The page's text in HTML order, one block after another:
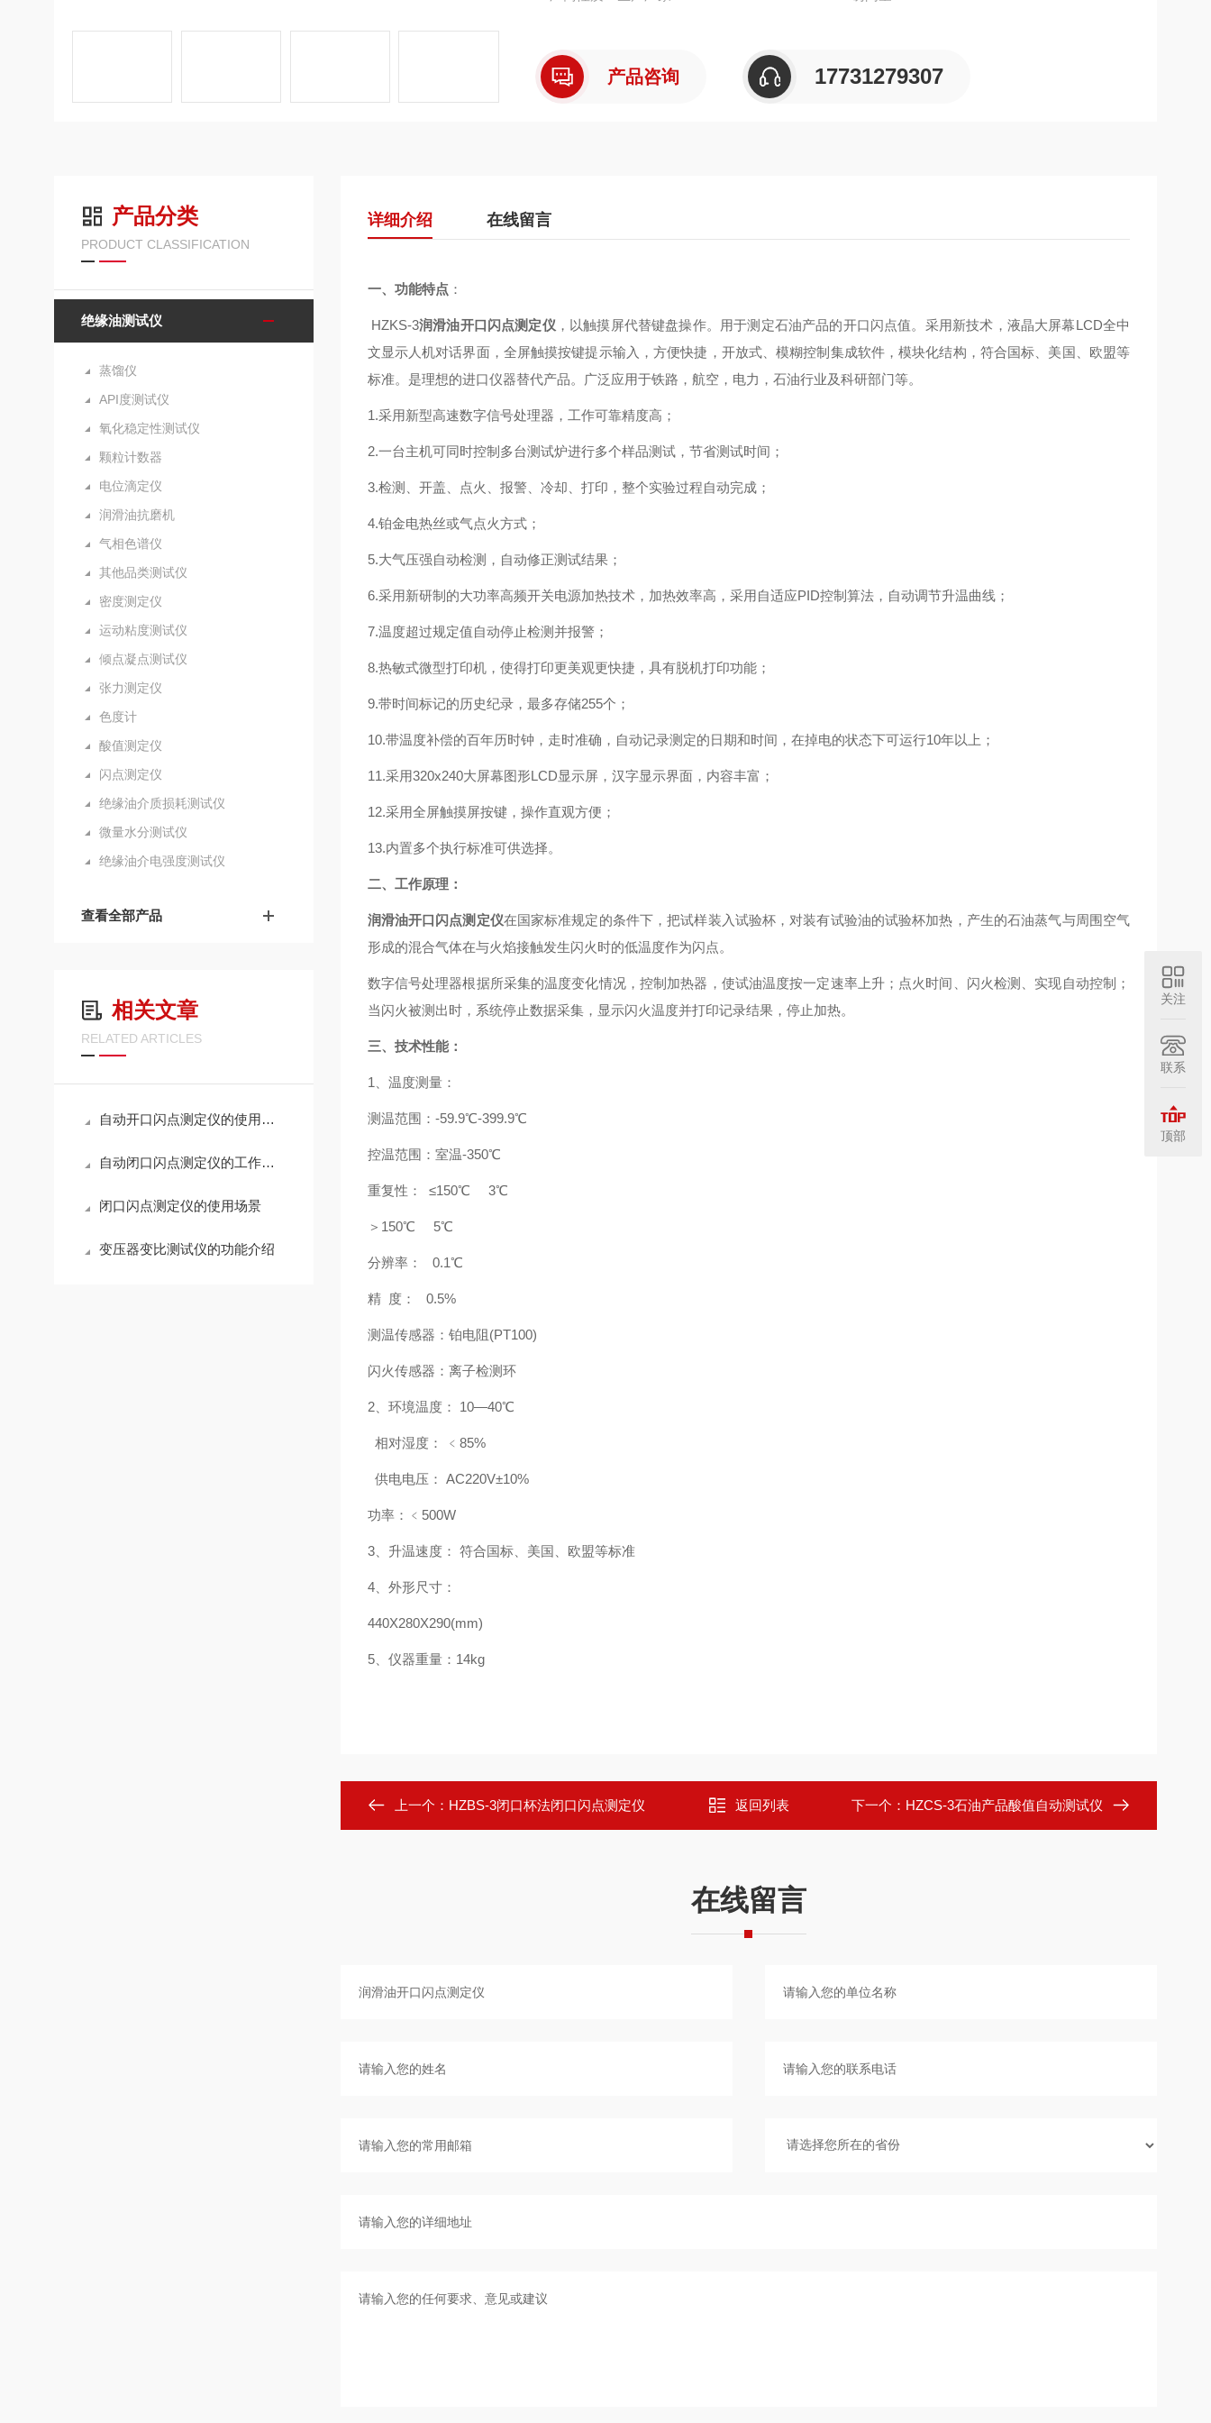
产品咨询 17731279307
产品分类
PRODUCT CLASSIFICATION
绝缘油测试仪
蒸馏仪
API度测试仪
氧化稳定性测试仪
颗粒计数器
电位滴定仪
润滑油抗磨机
气相色谱仪
其他品类测试仪
密度测定仪
运动粘度测试仪
倾点凝点测试仪
张力测定仪
色度计
酸值测定仪
闪点测定仪
绝缘油介质损耗测试仪
微量水分测试仪
绝缘油介电强度测试仪
查看全部产品
相关文章
RELATED ARTICLES
自动开口闪点测定仪的使用场景
自动闭口闪点测定仪的工作原理
闭口闪点测定仪的使用场景
变压器变比测试仪的功能介绍
详细介绍 在线留言
一、功能特点 ：
HZKS-3润滑油开口闪点测定仪 ，以触摸屏代替键盘操作。用于测定石油产品的开口闪点值。采用新技术，液晶大屏幕LCD全中
文显示人机对话界面，全屏触摸按键提示输入，方便快捷，开放式、模糊控制集成软件，模块化结构，符合国标、美国、欧盟等
标准。是理想的进口仪器替代产品。广泛应用于铁路，航空，电力，石油行业及科研部门等。
1.采用新型高速数字信号处理器，工作可靠精度高；
2.一台主机可同时控制多台测试炉进行多个样品测试，节省测试时间；
3.检测、开盖、点火、报警、冷却、打印，整个实验过程自动完成；
4.铂金电热丝或气点火方式；
5.大气压强自动检测，自动修正测试结果；
6.采用新研制的大功率高频开关电源加热技术，加热效率高，采用自适应PID控制算法，自动调节升温曲线；
7.温度超过规定值自动停止检测并报警；
8.热敏式微型打印机，使得打印更美观更快捷，具有脱机打印功能；
9.带时间标记的历史纪录，最多存储255个；
10.带温度补偿的百年历时钟，走时准确，自动记录测定的日期和时间，在掉电的状态下可运行10年以上；
11.采用320x240大屏幕图形LCD显示屏，汉字显示界面，内容丰富；
12.采用全屏触摸屏按键，操作直观方便；
13.内置多个执行标准可供选择。
二、工作原理：
润滑油开口闪点测定仪在国家标准规定的条件下，把试样装入试验杯，对装有试验油的试验杯加热，产生的石油蒸气与周围空气
形成的混合气体在与火焰接触发生闪火时的低温度作为闪点。
数字信号处理器根据所采集的温度变化情况，控制加热器，使试油温度按一定速率上升；点火时间、闪火检测、实现自动控制；
当闪火被测出时，系统停止数据采集，显示闪火温度并打印记录结果，停止加热。
三、技术性能：
1、温度测量：
测温范围：-59.9℃-399.9℃
控温范围：室温-350℃
重复性： ≤150℃ 3℃
＞150℃ 5℃
分辨率： 0.1℃
精 度： 0.5%
测温传感器：铂电阻(PT100)
闪火传感器：离子检测环
2、环境温度： 10—40℃
相对湿度： ﹤85%
供电电压： AC220V±10%
功率：﹤500W
3、升温速度： 符合国标、美国、欧盟等标准
4、外形尺寸：
440X280X290(mm)
5、仪器重量：14kg
上一个： HZBS-3闭口杯法闭口闪点测定仪 返回列表 下一个： HZCS-3石油产品酸值自动测试仪
在线留言
关注
联系
顶部